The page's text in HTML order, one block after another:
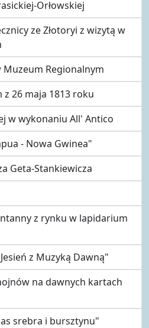
Orłowskiej
ze Złotoryi z wizytą w
Regionalnym
26 maja 1813 roku
w wykonaniu All' Antico
- Nowa Gwinea"
Geta-Stankiewicza
z rynku w lapidarium
z Muzyką Dawną"
na dawnych kartach
srebra i bursztynu"